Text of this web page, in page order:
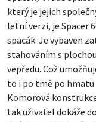
který je jejich
letní verzi, je Spacer
spacák. Je vybaven
stahováním s
vepředu. Což
to i po tmě po hmatu.
Komorová
tak uživatel dokáže